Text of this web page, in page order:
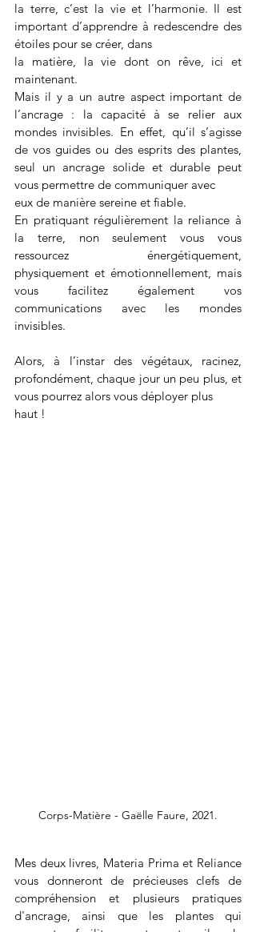
la terre, c’est la vie et l’harmonie. Il est
important d’apprendre à redescendre des
étoiles pour se créer, dans
la matière, la vie dont on rêve, ici et
maintenant.
Mais il y a un autre aspect important de
l’ancrage : la capacité à se relier aux
mondes invisibles. En effet, qu’il s’agisse
de vos guides ou des esprits des plantes,
seul un ancrage solide et durable peut
vous permettre de communiquer avec
eux de manière sereine et fiable.
En pratiquant régulièrement la reliance à
la terre, non seulement vous vous
ressourcez énergétiquement,
physiquement et émotionnellement, mais
vous facilitez également vos
communications avec les mondes
invisibles.
Alors, à l’instar des végétaux, racinez,
profondément, chaque jour un peu plus, et
vous pourrez alors vous déployer plus
haut !
Corps-Matière - Gaëlle Faure, 2021.
Mes deux livres, Materia Prima et Reliance
vous donneront de précieuses clefs de
compréhension et plusieurs pratiques
d'ancrage, ainsi que les plantes qui